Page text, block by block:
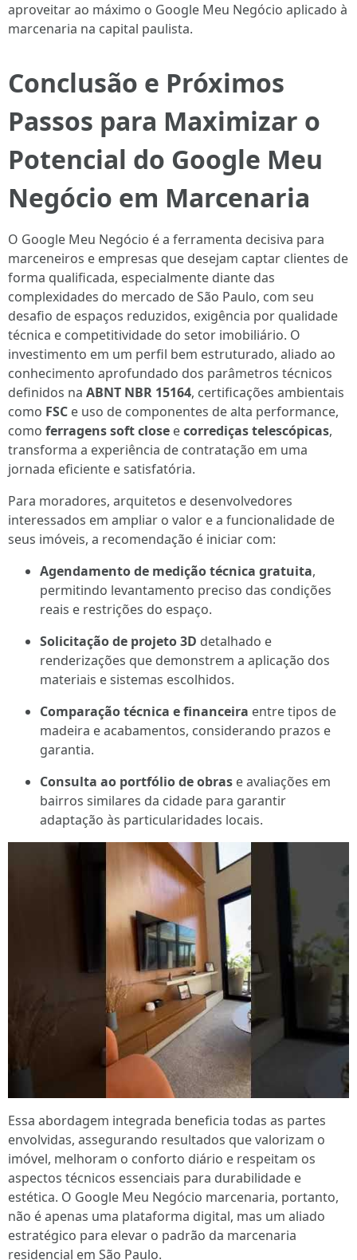
aproveitar ao máximo o Google Meu Negócio aplicado à
marcenaria na capital paulista.
Conclusão e Próximos
Passos para Maximizar o
Potencial do Google Meu
Negócio em Marcenaria
O Google Meu Negócio é a ferramenta decisiva para
marceneiros e empresas que desejam captar clientes de
forma qualificada, especialmente diante das
complexidades do mercado de São Paulo, com seu
desafio de espaços reduzidos, exigência por qualidade
técnica e competitividade do setor imobiliário. O
investimento em um perfil bem estruturado, aliado ao
conhecimento aprofundado dos parâmetros técnicos
definidos na ABNT NBR 15164, certificações ambientais
como FSC e uso de componentes de alta performance,
como ferragens soft close ecorrediças telescópicas,
transforma a experiência de contratação em uma
jornada eficiente e satisfatória.
Para moradores, arquitetos e desenvolvedores
interessados em ampliar o valor e a funcionalidade de
seus imóveis, a recomendação é iniciar com:
Agendamento de medição técnica gratuita,
permitindo levantamento preciso das condições
reais e restrições do espaço.
Solicitação de projeto 3D detalhado e
renderizações que demonstrem a aplicação dos
materiais e sistemas escolhidos.
Comparação técnica e financeira entre tipos de
madeira e acabamentos, considerando prazos e
garantia.
Consulta ao portfólio de obras e avaliações em
bairros similares da cidade para garantir
adaptação às particularidades locais.
Essa abordagem integrada beneficia todas as partes
envolvidas, assegurando resultados que valorizam o
imóvel, melhoram o conforto diário e respeitam os
aspectos técnicos essenciais para durabilidade e
estética. O Google Meu Negócio marcenaria, portanto,
não é apenas uma plataforma digital, mas um aliado
estratégico para elevar o padrão da marcenaria
residencial em São Paulo.